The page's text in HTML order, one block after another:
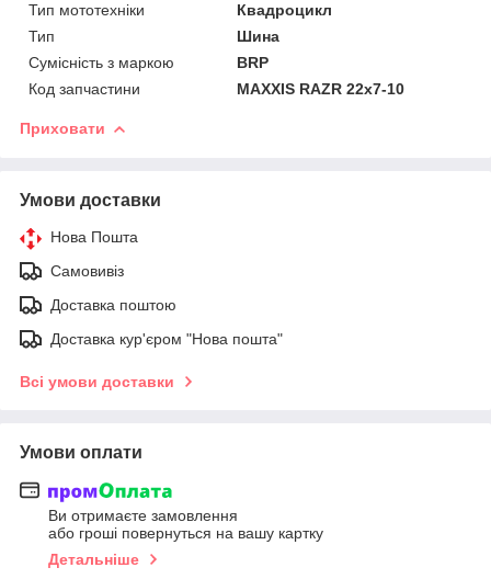
Тип мототехніки
Квадроцикл
Тип
Шина
Сумісність з маркою
BRP
Код запчастини
MAXXIS RAZR 22x7-10
Приховати
Умови доставки
Нова Пошта
Самовивіз
Доставка поштою
Доставка кур'єром "Нова пошта"
Всі умови доставки
Умови оплати
Ви отримаєте замовлення
або гроші повернуться на вашу картку
Детальніше